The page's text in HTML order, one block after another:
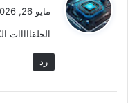
ل
مايو 26, 2026 الساعة 6:27 ص
رد